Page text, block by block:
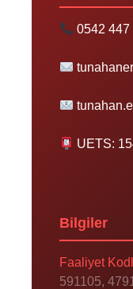
0542 447
UETS:
Bilgiler
Faaliyet
591105,